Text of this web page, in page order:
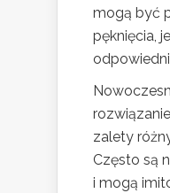
mogą być
pęknięcia,
zalety
Często są
i mogą